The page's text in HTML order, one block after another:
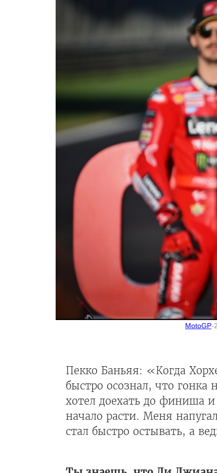
MotoGP-
Пекко Баньяя: «Когда
быстро осознал, что гонка
хотел доехать до финиша
начало расти. Меня
стал быстро остывать, а